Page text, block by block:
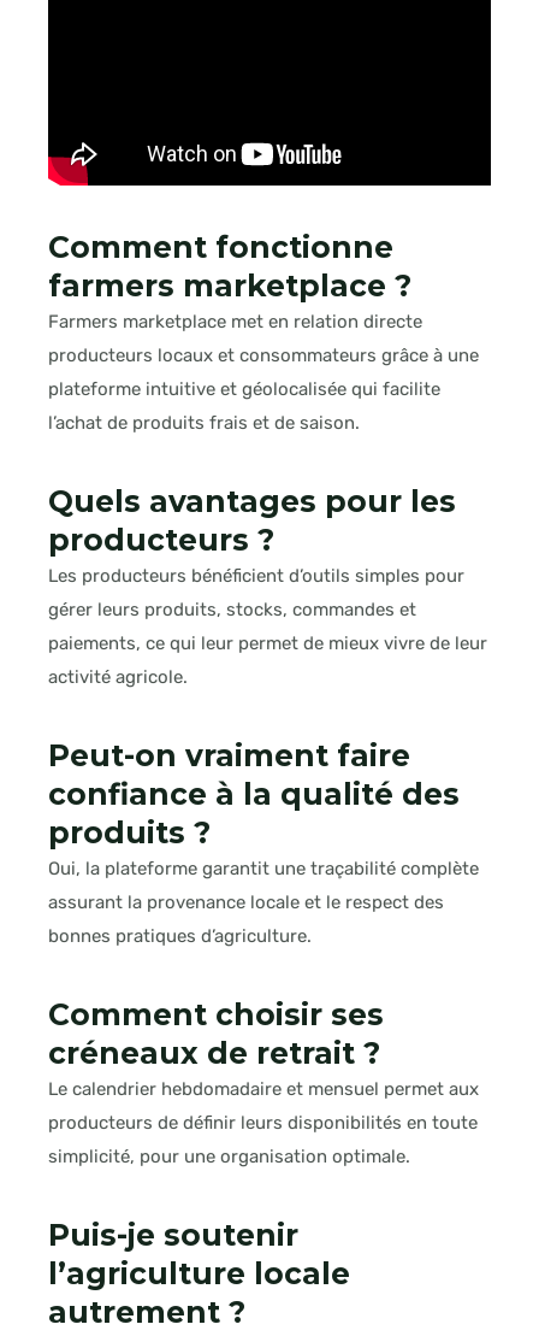
Comment fonctionne
farmers marketplace ?
Farmers marketplace met en relation directe
producteurs locaux et consommateurs grâce à une
plateforme intuitive et géolocalisée qui facilite
l’achat de produits frais et de saison.
Quels avantages pour les
producteurs ?
Les producteurs bénéficient d’outils simples pour
gérer leurs produits, stocks, commandes et
paiements, ce qui leur permet de mieux vivre de leur
activité agricole.
Peut-on vraiment faire
confiance à la qualité des
produits ?
Oui, la plateforme garantit une traçabilité complète
assurant la provenance locale et le respect des
bonnes pratiques d’agriculture.
Comment choisir ses
créneaux de retrait ?
Le calendrier hebdomadaire et mensuel permet aux
producteurs de définir leurs disponibilités en toute
simplicité, pour une organisation optimale.
Puis-je soutenir
l’agriculture locale
autrement ?